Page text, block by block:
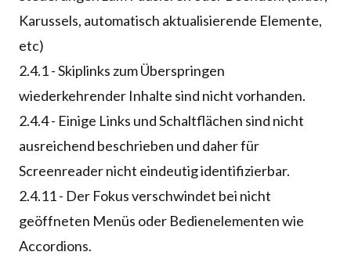
Karussels, automatisch aktualisierende Elemente,
etc)
2.4.1 - Skiplinks zum Überspringen
wiederkehrender Inhalte sind nicht vorhanden.
2.4.4 - Einige Links und Schaltflächen sind nicht
ausreichend beschrieben und daher für
Screenreader nicht eindeutig identifizierbar.
2.4.11 - Der Fokus verschwindet bei nicht
geöffneten Menüs oder Bedienelementen wie
Accordions.